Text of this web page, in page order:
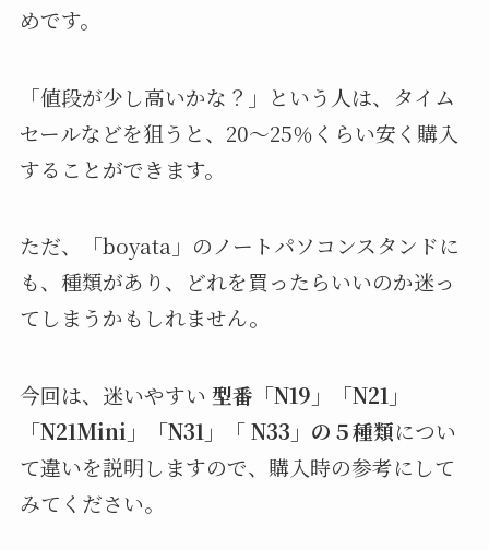
めです。
「値段が少し高いかな？」という人は、タイム
セールなどを狙うと、20〜25％くらい安く購入
することができます。
ただ、「boyata」のノートパソコンスタンドに
も、種類があり、どれを買ったらいいのか迷っ
てしまうかもしれません。
今回は、迷いやすい 型番「N19」「N21」
「N21Mini」「N31」「 N33」の５種類につい
て違いを説明しますので、購入時の参考にして
みてください。